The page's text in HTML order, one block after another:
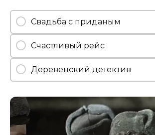
Свадьба с приданым
Счастливый рейс
Деревенский детектив